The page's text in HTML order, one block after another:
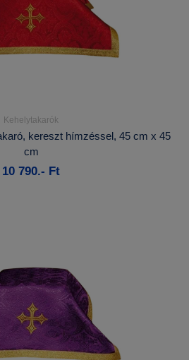
Részletek...
Kosárba
Kehelytakarók
kereszt hímzéssel, 45 cm x 45
cm
10 790.- Ft